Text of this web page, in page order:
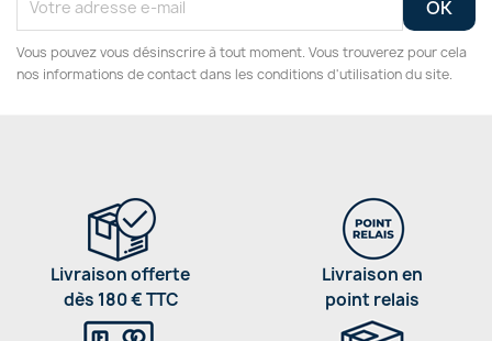
Vous pouvez vous désinscrire à tout moment. Vous trouverez pour cela
nos informations de contact dans les conditions d'utilisation du site.
Livraison offerte
dès 180 € TTC
Livraison en
point relais